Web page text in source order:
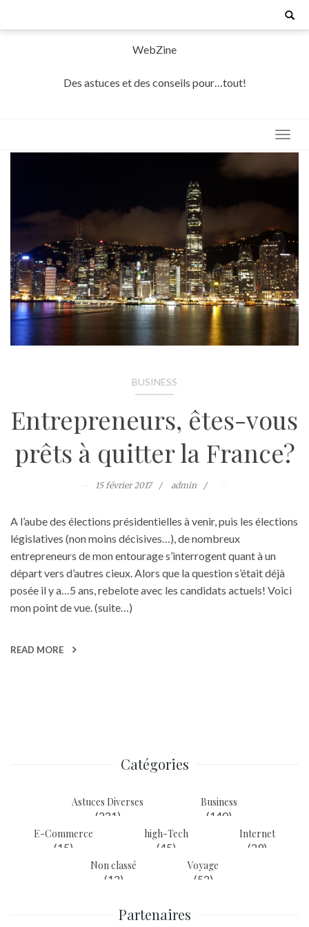
Search
WebZine
Des astuces et des conseils pour…tout!
BUSINESS
Entrepreneurs, êtes-vous
prêts à quitter la France?
15 février 2017 admin
A l’aube des élections présidentielles à venir, puis les élections
législatives (non moins décisives…), de nombreux
entrepreneurs de mon entourage s’interrogent quant à un
départ vers d’autres cieux. Alors que la question s’était déjà
posée il y a…5 ans, rebelote avec les candidats actuels! Voici
mon point de vue. (suite…)
READ MORE
Catégories
Astuces Diverses
(221)
Business
(140)
E-Commerce
(15)
high-Tech
(45)
Internet
(29)
Non classé
(12)
Voyage
(52)
Partenaires